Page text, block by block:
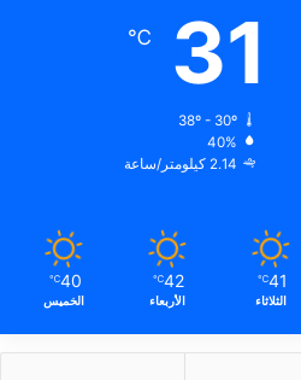
31
℃
38º - 30º
40%
2.14 كيلومتر/ساعة
41
℃
الثلاثاء
42
℃
الأربعاء
40
℃
الخميس